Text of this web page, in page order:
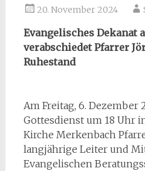
20. November 2024
Evangelisches Dekanat
verabschiedet Pfarrer
Ruhestand
Am Freitag, 6. Dezember
Gottesdienst um 18 Uhr
Kirche Merkenbach
langjährige Leiter und
Evangelischen